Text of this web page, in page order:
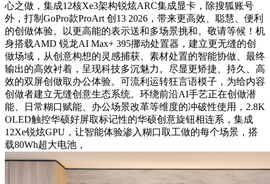
心之做，集成12核Xe3架构锐炫ARC集成显卡，除搜狐账号
外，打制GoPro款ProArt 创13 2026，带来更高效、聪慧、便利
的创做体验。以更高能的表示送和多场景挑和。敬请等候！机
身搭载AMD 锐龙AI Max+ 395挪动处置器，建立更无缝的创
做场域，从创意构想的灵感捕获、素材处置的智能协做、最终
输出的高效衬着，呈现科技多沉魅力。尽显更矫捷、持久、高
效的双屏创做取办公体验。可流利运转狂言语模子，为给内容
创做者建立无缝创意生态系统。环绕前沿AI手艺正在创做潜
能、日常糊口赋能、办公场景改革等维度的冲破性使用，2.8K
OLED触控华硕好屏取标记性的华硕创意旋钮相连系，集成
12Xe锐炫GPU，让智能体验渗入糊口取工做的每个场景，搭
载80Wh超大电池，